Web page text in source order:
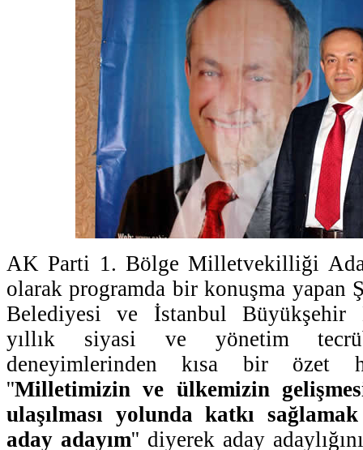
AK Parti 1. Bölge Milletvekilliği
olarak programda bir konuşma yapan
Belediyesi ve İstanbul Büyükşehir
yıllık siyasi ve yönetim
deneyimlerinden kısa bir özet
''Milletimizin ve ülkemizin
ulaşılması yolunda katkı
aday adayım'' diyerek aday